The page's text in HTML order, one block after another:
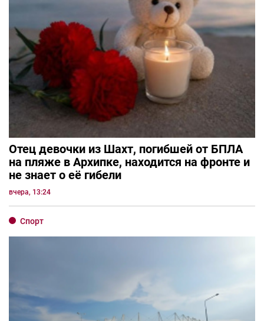
Отец девочки из Шахт, погибшей от БПЛА
на пляже в Архипке, находится на фронте и
не знает о её гибели
вчера, 13:24
Спорт